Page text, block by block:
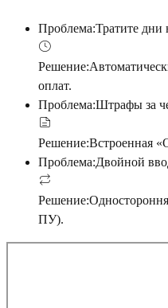
Проблема:Тратите дни
Решение:
оплат.
Проблема:Штрафы за
Решение:Встроенная
Проблема:Двойной
Решение:
ПУ).